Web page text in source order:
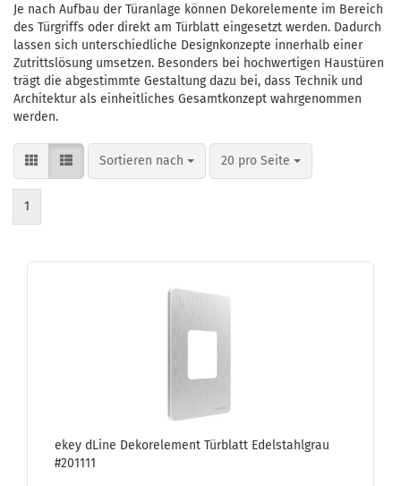
Je nach Aufbau der Türanlage können Dekorelemente im Bereich
des Türgriffs oder direkt am Türblatt eingesetzt werden. Dadurch
lassen sich unterschiedliche Designkonzepte innerhalb einer
Zutrittslösung umsetzen. Besonders bei hochwertigen Haustüren
trägt die abgestimmte Gestaltung dazu bei, dass Technik und
Architektur als einheitliches Gesamtkonzept wahrgenommen
werden.
Sortieren nach
Sortieren nach 20 pro Seite
pro Seite
1
ekey dLine De­kor­ele­ment Tür­blatt Edel­stahl­grau
#201111